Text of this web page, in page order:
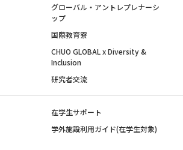
グローバル・アントレプレナーシ
ップ
国際教育寮
CHUO GLOBAL x Diversity &
Inclusion
研究者交流
在学生サポート
学外施設利用ガイド(在学生対象)